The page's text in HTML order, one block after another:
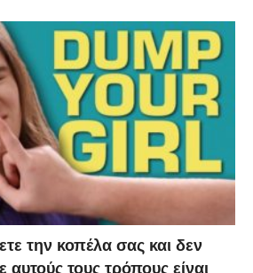
την κοπέλα σας και δεν
τους τρόπους είναι